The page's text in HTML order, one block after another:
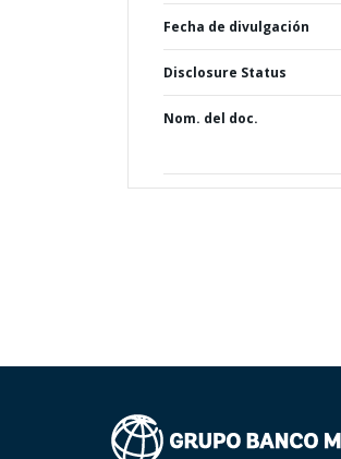
Fecha de divulgación
Disclosure Status
Nom. del doc.